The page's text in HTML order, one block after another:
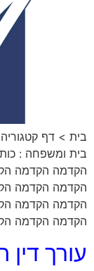
בית > דף
בית ומשפחה :
הקדמה הקדמה
הקדמה הקדמה
הקדמה הקדמה
הקדמה הקדמה
עורך